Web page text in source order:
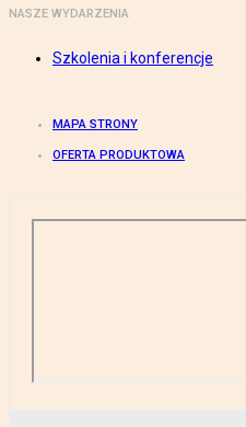
NASZE WYDARZENIA
Szkolenia i konferencje
MAPA STRONY
OFERTA PRODUKTOWA